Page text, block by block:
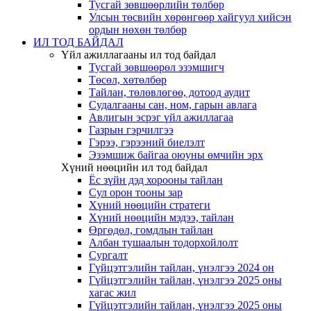
Тусгай зөвшөөрлийн төлбөр
Улсын төсвийн хөрөнгөөр хайгуул хийсэн
ордын нөхөн төлбөр
ИЛ ТОД БАЙДАЛ
Үйл ажиллагааны ил тод байдал
Тусгай зөвшөөрөл эзэмшигч
Төсөл, хөтөлбөр
Тайлан, төлөвлөгөө, дотоод аудит
Судалгааны сан, ном, гарын авлага
Авлигын эсрэг үйл ажиллагаа
Газрын гэрчилгээ
Гэрээ, гэрээний биелэлт
Эзэмшиж байгаа оюуны өмчийн эрх
Хүний нөөцийн ил тод байдал
Ёс зүйн дэд хорооны тайлан
Сул орон тооны зар
Хүний нөөцийн стратеги
Хүний нөөцийн мэдээ, тайлан
Өргөдөл, гомдлын тайлан
Албан тушаалын тодорхойлолт
Сургалт
Гүйцэтгэлийн тайлан, үнэлгээ 2024 он
Гүйцэтгэлийн тайлан, үнэлгээ 2025 оны
хагас жил
Гүйцэтгэлийн тайлан, үнэлгээ 2025 оны